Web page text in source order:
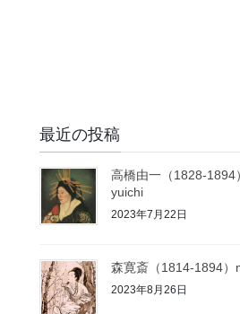
最近の投稿
高橋由一（1828-1894
yuichi
2023年7月22日
森寛斎（1814-1894）
2023年8月26日